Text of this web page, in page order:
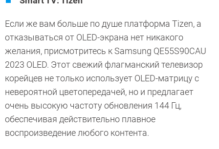
Если же вам больше по душе платформа Tizen, а
отказываться от OLED-экрана нет никакого
желания, присмотритесь к Samsung QE55S90CAU
2023 OLED. Этот свежий флагманский телевизор
корейцев не только использует OLED-матрицу с
невероятной цветопередачей, но и предлагает
очень высокую частоту обновления 144 Гц,
обеспечивая действительно плавное
воспроизведение любого контента.